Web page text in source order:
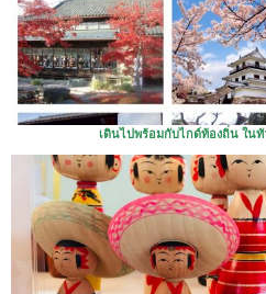
เดินไปพร้อมกับไกด์ท้องถิ่น ใน